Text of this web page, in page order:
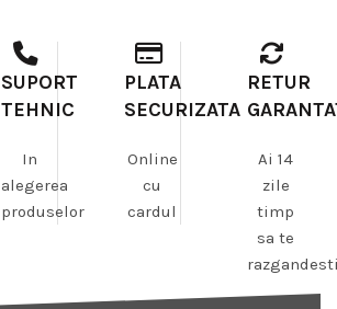
SUPORT
TEHNIC
In
alegerea
produselor
PLATA
SECURIZATA
Online
cu
cardul
RETUR
Ai 14
zile
timp
sa te